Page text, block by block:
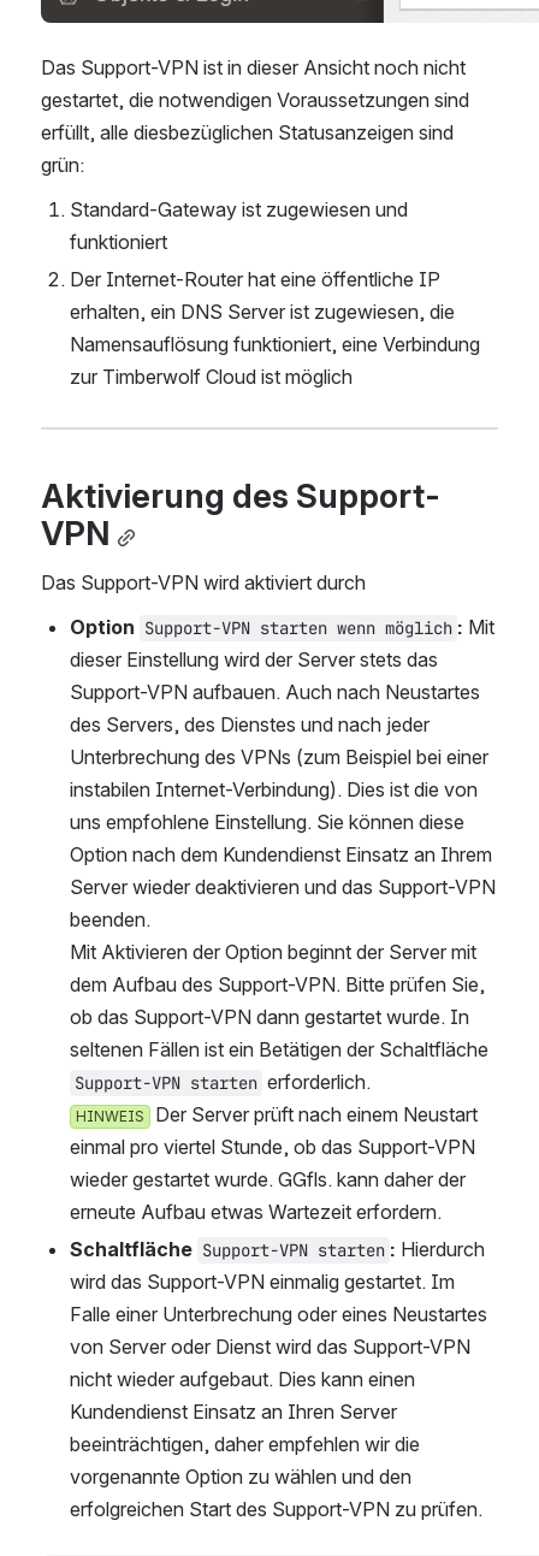
Das Support-VPN ist in dieser Ansicht noch nicht
gestartet, die notwendigen Voraussetzungen sind
erfüllt, alle diesbezüglichen Statusanzeigen sind
grün:
Standard-Gateway ist zugewiesen und
funktioniert
Der Internet-Router hat eine öffentliche IP
erhalten, ein DNS Server ist zugewiesen, die
Namensauflösung funktioniert, eine Verbindung
zur Timberwolf Cloud ist möglich
Aktivierung des Support-
VPN
Das Support-VPN wird aktiviert durch
Option Support-VPN starten wenn möglich : Mit
dieser Einstellung wird der Server stets das
Support-VPN aufbauen. Auch nach Neustartes
des Servers, des Dienstes und nach jeder
Unterbrechung des VPNs (zum Beispiel bei einer
instabilen Internet-Verbindung). Dies ist die von
uns empfohlene Einstellung. Sie können diese
Option nach dem Kundendienst Einsatz an Ihrem
Server wieder deaktivieren und das Support-VPN
beenden.
Mit Aktivieren der Option beginnt der Server mit
dem Aufbau des Support-VPN. Bitte prüfen Sie,
ob das Support-VPN dann gestartet wurde. In
Support-VPN starten erforderlich.
HINWEIS
inmal pro viertel Stunde, ob das Support-VPN w
ieder gestartet wurde. GGfls. kann daher der e
rneute Aufbau etwas Wartezeit erfordern.
Schaltfläche Support-VPN starten : Hierdurch
wird das Support-VPN einmalig gestartet. Im
Falle einer Unterbrechung oder eines Neustartes
von Server oder Dienst wird das Support-VPN
nicht wieder aufgebaut. Dies kann einen
Kundendienst Einsatz an Ihren Server
beeinträchtigen, daher empfehlen wir die
vorgenannte Option zu wählen und den
erfolgreichen Start des Support-VPN zu prüfen.